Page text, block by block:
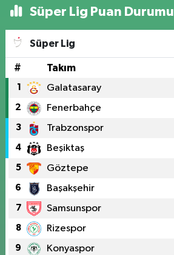
Süper Lig Puan Durumu
Süper Lig
# Takım
1 Galatasaray
2 Fenerbahçe
3 Trabzonspor
4 Beşiktaş
5 Göztepe
6 Başakşehir
7 Samsunspor
8 Rizespor
9 Konyaspor